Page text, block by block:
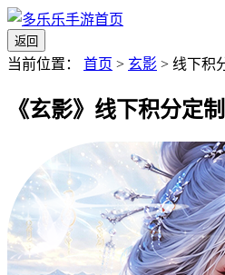
返回
当前位置： 首页 > 玄影 > 线下积
《玄影》线下积分定